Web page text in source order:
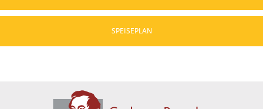
SPEISEPLAN